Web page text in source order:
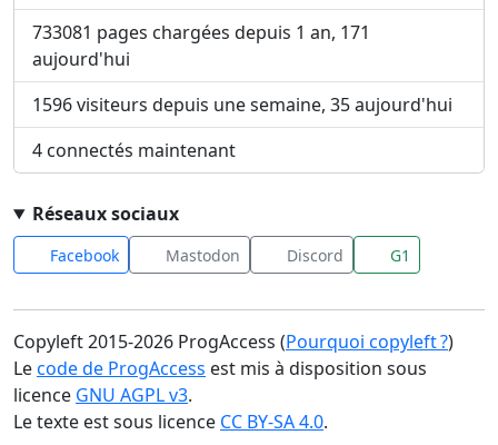
733081 pages chargées depuis 1 an, 171
aujourd'hui
1596 visiteurs depuis une semaine, 35 aujourd'hui
4 connectés maintenant
Réseaux sociaux
Facebook Mastodon Discord G1
Copyleft 2015-2026 ProgAccess (Pourquoi copyleft ?)
Lecode de ProgAccess est mis à disposition sous
licence GNU AGPL v3.
Le texte est sous licence CC BY-SA 4.0.